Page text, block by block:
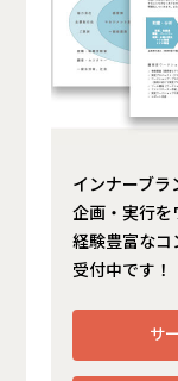
インナーブラ
企画・実行を
経験豊富なコ
受付中です！
サ